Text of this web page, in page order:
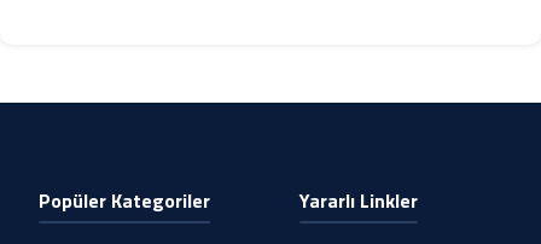
Popüler Kategoriler Yararlı Linkler